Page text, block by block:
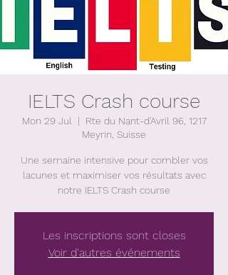
IELTS Crash course
Mon 29 Jul
  |
Rte du Nant-d'Avril 96, 1217
Meyrin, Suisse
Une semaine intensive pour combler vos
lacunes et maximiser vos résultats avec
notre IELTS Crash course
Les inscriptions sont closes
Voir d'autres événements